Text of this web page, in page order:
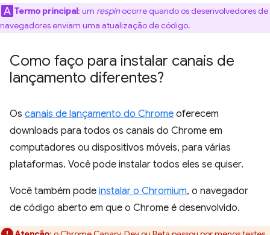
Termo principal: um respinocorre quando os desenvolvedores de
navegadores enviam uma atualização de código.
Como faço para instalar canais de
lançamento diferentes?
Os canais de lançamento do Chrome oferecem
downloads para todos os canais do Chrome em
computadores ou dispositivos móveis, para várias
plataformas. Você pode instalar todos eles se quiser.
Você também pode instalar o Chromium, o navegador
de código aberto em que o Chrome é desenvolvido.